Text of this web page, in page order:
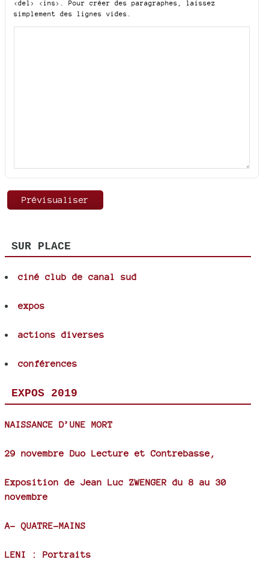
<del> <ins> . Pour créer des paragraphes, laissez
simplement des lignes vides.
SUR PLACE
ciné club de canal sud
expos
actions diverses
conférences
EXPOS 2019
NAISSANCE D’UNE MORT
29 novembre Duo Lecture et Contrebasse,
Exposition de Jean Luc ZWENGER du 8 au 30
novembre
A- QUATRE-MAINS
LENI : Portraits